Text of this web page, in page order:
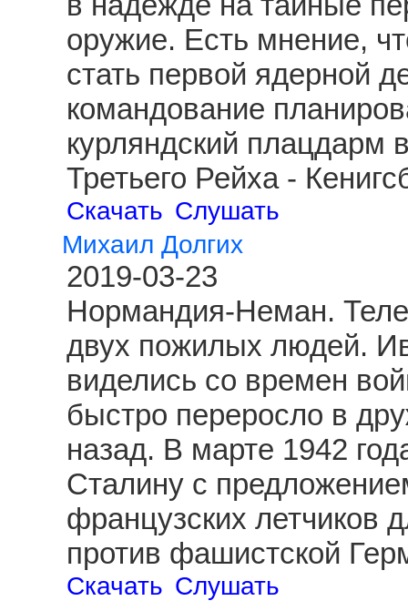
оружие. Есть мнение,
стать первой ядерной
командование
курляндский плацдарм
Третьего Рейха -
Скачать Слушать
Михаил Долгих
2019-03-23
Нормандия-Неман.
двух пожилых людей.
виделись со времен
быстро переросло в
назад. В марте 1942
Сталину с
французских летчиков
против фашистской
Скачать Слушать